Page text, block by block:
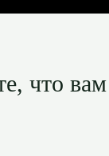
что вам